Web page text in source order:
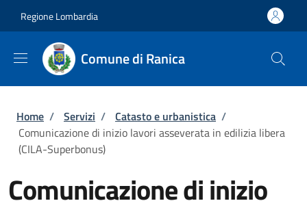
Regione Lombardia
Comune di Ranica
Briciole di pane
Home / Servizi / Catasto e urbanistica /
Comunicazione di inizio lavori asseverata in edilizia libera
(CILA-Superbonus)
Comunicazione di inizio